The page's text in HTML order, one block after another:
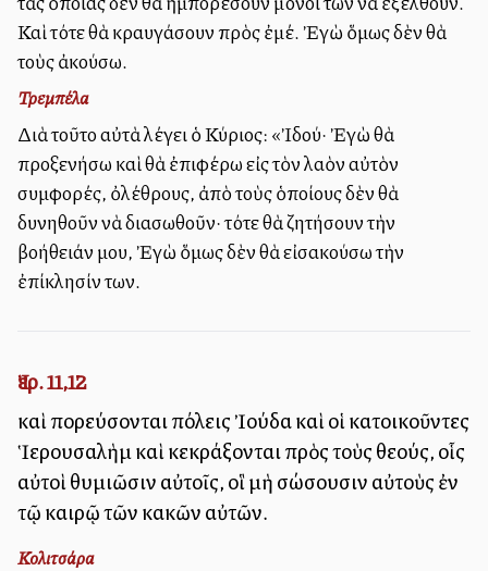
Καὶ τότε θὰ κραυγάσουν πρὸς ἐμέ. Ἐγὼ ὅμως δὲν θὰ
τοὺς ἀκούσω.
Τρεμπέλα
Διὰ τοῦτο αὐτὰ λέγει ὁ Κύριος: «Ἰδού· Ἐγὼ θὰ
προξενήσω καὶ θὰ ἐπιφέρω εἰς τὸν λαὸν αὐτὸν
συμφορές, ὀλέθρους, ἀπὸ τοὺς ὁποίους δὲν θὰ
δυνηθοῦν νὰ διασωθοῦν· τότε θὰ ζητήσουν τὴν
βοήθειάν μου, Ἐγὼ ὅμως δὲν θὰ εἰσακούσω τὴν
ἐπίκλησίν των.
Ἰερ. 11,12
καὶ πορεύσονται πόλεις Ἰούδα καὶ οἱ κατοικοῦντες
Ἱερουσαλὴμ καὶ κεκράξονται πρὸς τοὺς θεούς, οἷς
αὐτοὶ θυμιῶσιν αὐτοῖς, οἳ μὴ σώσουσιν αὐτοὺς ἐν
τῷ καιρῷ τῶν κακῶν αὐτῶν.
Κολιτσάρα